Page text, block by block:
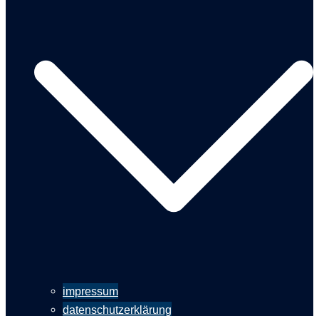
impressum
datenschutzerklärung